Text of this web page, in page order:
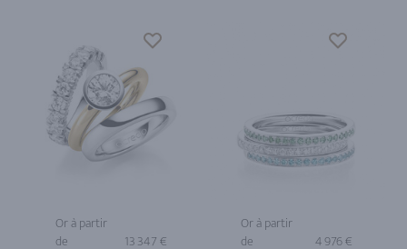
Or à partir
de
13 347 €
Or à partir
de
4 976 €